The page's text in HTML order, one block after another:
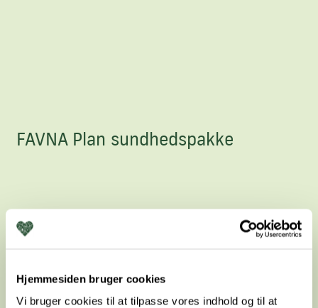
Hjemmesiden bruger cookies
Vi bruger cookies til at tilpasse vores indhold og til at
FAVNA Plan sundhedspakke